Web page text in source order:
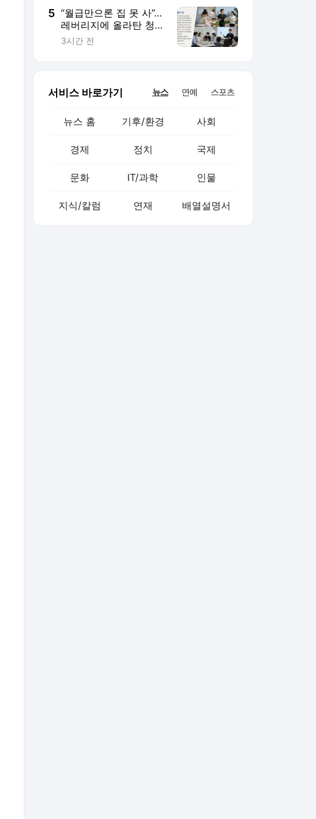
5 “월급만으론 집 못 사”…
레버리지에 올라탄 청년
들 [Now 2.30]
3시간 전
서비스 바로가기 뉴스 연예 스포츠
뉴스 홈 기후/환경 사회
경제 정치 국제
문화 IT/과학 인물
지식/칼럼 연재 배열설명서